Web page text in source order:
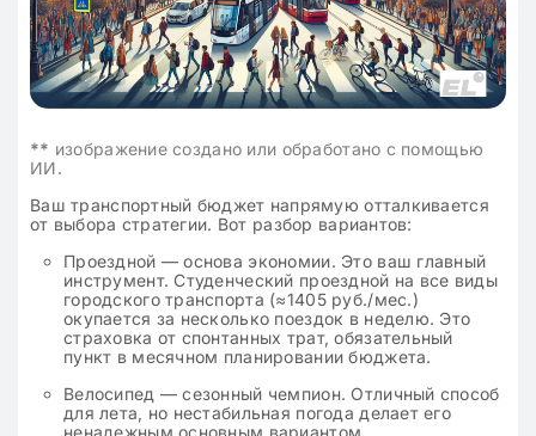
** изображение создано или обработано с помощью
ИИ.
Ваш транспортный бюджет напрямую отталкивается
от выбора стратегии. Вот разбор вариантов:
Проездной — основа экономии. Это ваш главный
инструмент. Студенческий проездной на все виды
городского транспорта (≈1405 руб./мес.)
окупается за несколько поездок в неделю. Это
страховка от спонтанных трат, обязательный
пункт в месячном планировании бюджета.
Велосипед — сезонный чемпион. Отличный способ
для лета, но нестабильная погода делает его